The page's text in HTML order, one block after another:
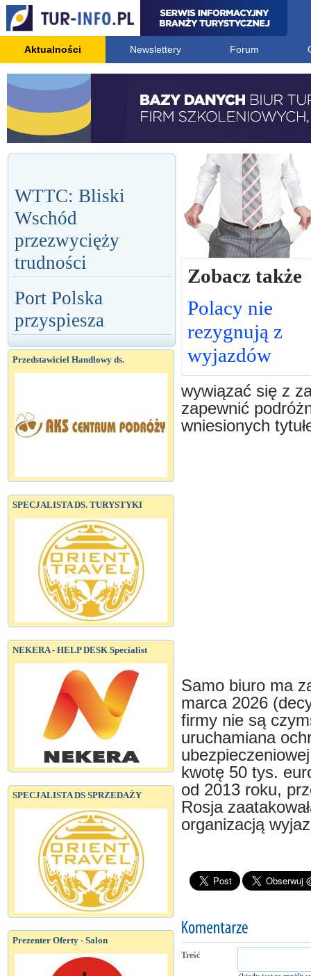
Aktualności Newslettery Forum
WTTC: Bliski
Wschód
przezwycięży
trudności
Port Polska
przyspiesza
Przedstawiciel Handlowy ds.
SPECJALISTA DS. TURYSTYKI
NEKERA - HELP DESK Specialist
SPECJALISTA DS SPRZEDAŻY
Prezenter Oferty - Salon
Zobacz także
Polacy nie
rezygnują z
wyjazdów
wywiązać się z
zapewnić
wniesionych
Samo biuro ma
marca 2026
firmy nie są
uruchamiana
kwotę 50 tys.
od 2013 roku,
Rosja
organizacją
Treść